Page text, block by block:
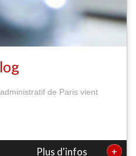
de Paris vient
Plus d'infos +